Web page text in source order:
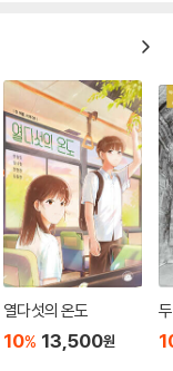
역할을 하면서 우리의
여왕」에 나오는 눈물
개를 깐 마루 밑, 일곱
기는 자카리아스 토펠
좋아하는 동화다. 좋아
었다.
열다섯의 온도
10% 13,500원